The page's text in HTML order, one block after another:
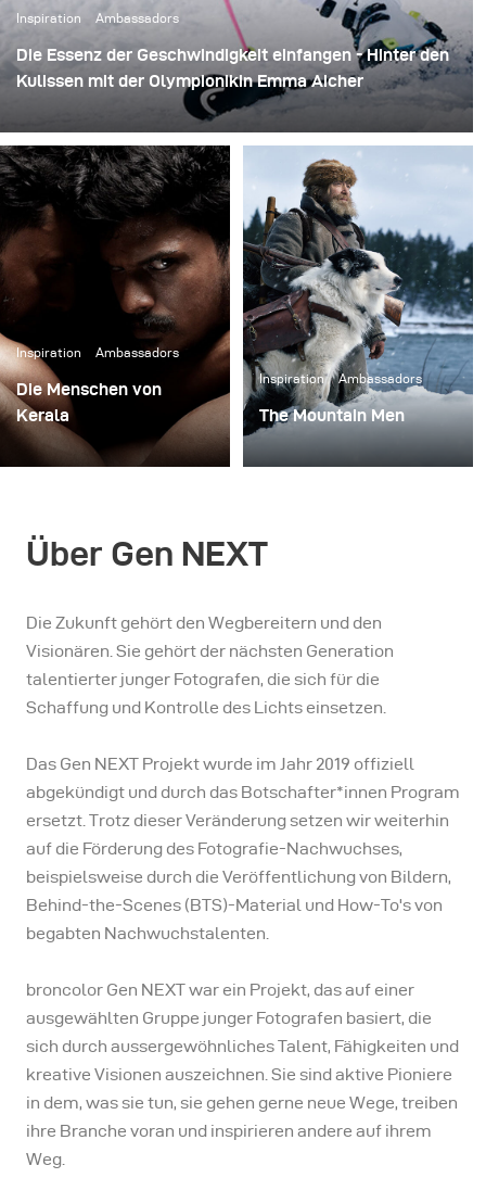
Inspiration Ambassadors
Die Essenz der Geschwindigkeit einfangen - Hinter den
Kulissen mit der Olympionikin Emma Aicher
Ray Demski strebte bei dieser Fotoshootingsession mit
der Skirennläuferin Emma Aicher im Auftrag von Red
Bull danach, die Geschwindigkeit und Intensität des
Skifahrens einzufangen. Durch High-Speed Sync-
Funktionen wurden actionreiche Szenen bei 1/4000
Sekunde festgehalten, die sowohl ihr Talent als auch die
Dramatik des alpinen Skifahrens zeigen.
Inspiration Ambassadors
Die Menschen von
Kerala
Als Antonis Engrafou in
seine natürliche
Schönheit bekannt ist,
Bord eines Bootes, das
berühmten Backwaters
von Kochi fuhr. Ein
tropischer Ort voller
Städte entlang der
Küste, umgeben von den
Backwaters, die durch
das Arabische Meer und
Flüsse aus ganz Kerala
gespeist werden.
Inspiration Ambassadors
The Mountain Men
Über Gen NEXT
Die Zukunft gehört den Wegbereitern und den
Visionären. Sie gehört der nächsten Generation
talentierter junger Fotografen, die sich für die
Schaffung und Kontrolle des Lichts einsetzen.
Das Gen NEXT Projekt wurde im Jahr 2019 offiziell
abgekündigt und durch das Botschafter*innen Program
ersetzt. Trotz dieser Veränderung setzen wir weiterhin
auf die Förderung des Fotografie-Nachwuchses,
beispielsweise durch die Veröffentlichung von Bildern,
Behind-the-Scenes (BTS)-Material und How-To's von
begabten Nachwuchstalenten.
broncolor Gen NEXT war ein Projekt, das auf einer
ausgewählten Gruppe junger Fotografen basiert, die
sich durch aussergewöhnliches Talent, Fähigkeiten und
kreative Visionen auszeichnen. Sie sind aktive Pioniere
in dem, was sie tun, sie gehen gerne neue Wege, treiben
ihre Branche voran und inspirieren andere auf ihrem
Weg.